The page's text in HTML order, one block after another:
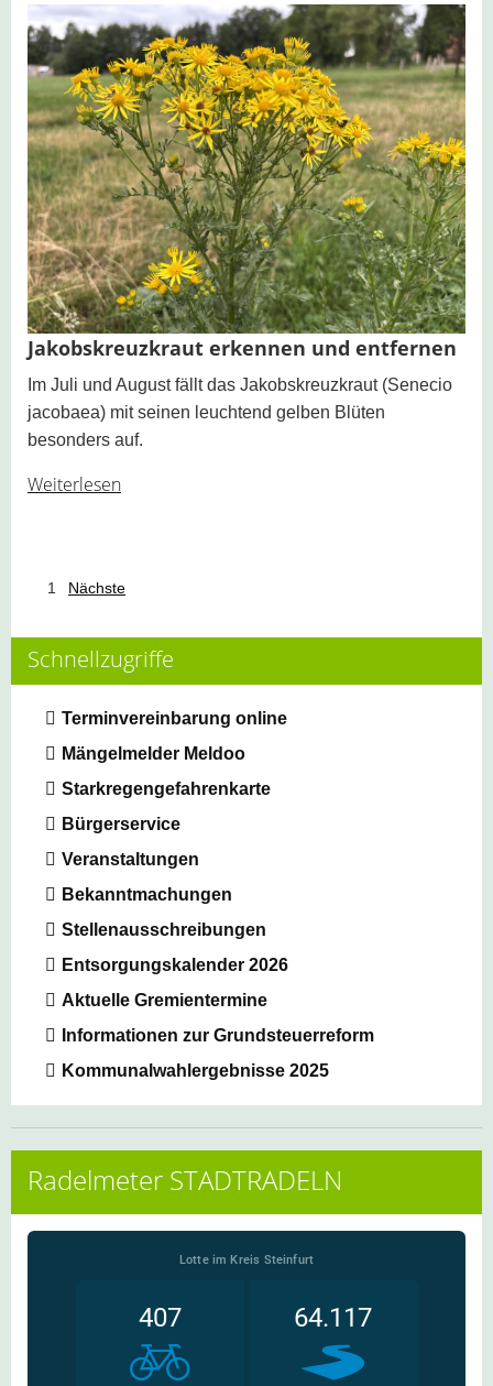
Jakobskreuzkraut erkennen und entfernen
Im Juli und August fällt das Jakobskreuzkraut (Senecio
jacobaea) mit seinen leuchtend gelben Blüten
besonders auf.
Weiterlesen
1 Nächste
Schnellzugriffe
Terminvereinbarung online
Mängelmelder Meldoo
Starkregengefahrenkarte
Bürgerservice
Veranstaltungen
Bekanntmachungen
Stellenausschreibungen
Entsorgungskalender 2026
Aktuelle Gremientermine
Informationen zur Grundsteuerreform
Kommunalwahlergebnisse 2025
Radelmeter STADTRADELN